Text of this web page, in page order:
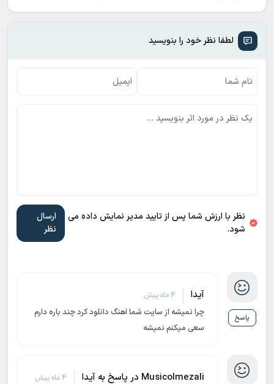
لطفا نظر خود را بنویسید
نظر با ارزش شما پس از تایید مدیر نمایش داده می
شود.
پاسخ
آیدا 4 ماه پیش
چرا نمیشه از سایت شما اهنگ دانلود کرد چند باره دارم
سعی میکنم نمیشه
Musicolmezali در پاسخ به آیدا 4 ماه پیش